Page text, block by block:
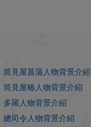
筒見屋菖蒲人物背景介紹
筒見屋椿人物背景介紹
多羅人物背景介紹
總司令人物背景介紹